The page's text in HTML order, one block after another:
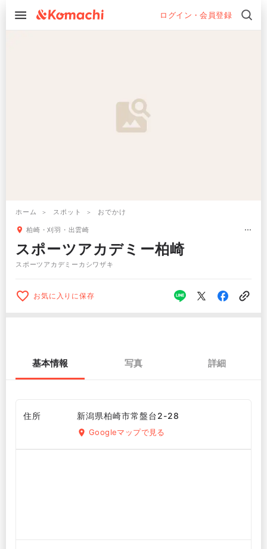
ログイン・会員登録
ホーム スポット おでかけ
柏崎・刈羽・出雲崎
スポーツアカデミー柏崎
スポーツアカデミーカシワザキ
お気に入りに保存
基本情報 写真 詳細
住所 新潟県柏崎市常盤台2-28
Googleマップで見る